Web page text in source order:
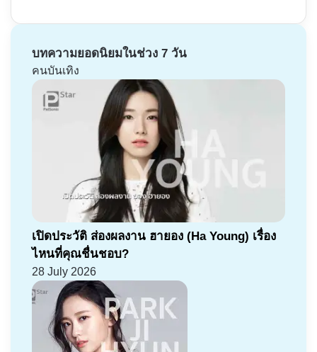
บทความยอดนิยมในช่วง 7 วัน
คนบันเทิง
เปิดประวัติ ส่องผลงาน ฮายอง (Ha Young) เรื่อง
ไหนที่คุณชื่นชอบ?
28 July 2026